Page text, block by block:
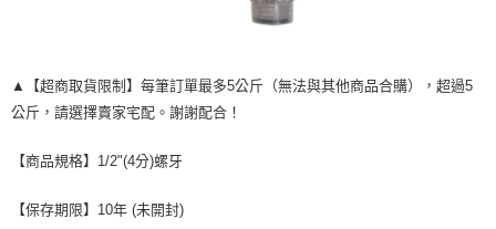
▲【超商取貨限制】每筆訂單最多5公斤（無法與其他商品合購），超過5
公斤，請選擇賣家宅配。謝謝配合！
【商品規格】1/2"(4分)螺牙
【保存期限】10年 (未開封)